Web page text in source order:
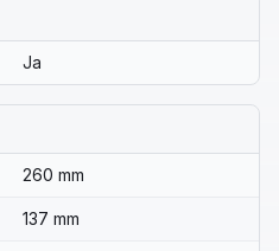
Ja
260 mm
137 mm